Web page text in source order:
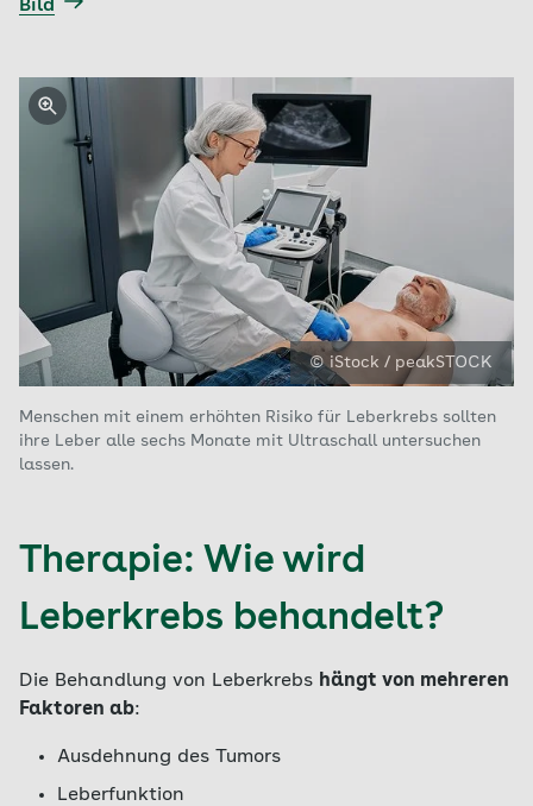
Bild
© iStock / peakSTOCK
Menschen mit einem erhöhten Risiko für Leberkrebs sollten
ihre Leber alle sechs Monate mit Ultraschall untersuchen
lassen.
Therapie: Wie wird
Leberkrebs behandelt?
Die Behandlung von Leberkrebs hängt von mehreren
Faktoren ab:
Ausdehnung des Tumors
Leberfunktion